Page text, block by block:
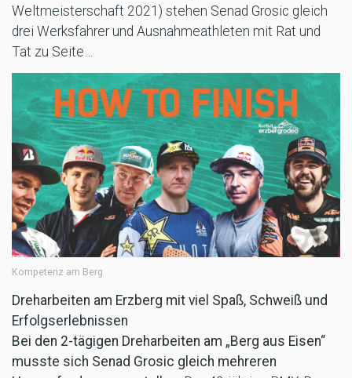
Weltmeisterschaft 2021) stehen Senad Grosic gleich
drei Werksfahrer und Ausnahmeathleten mit Rat und
Tat zu Seite…
Kompetenz am Berg
Dreharbeiten am Erzberg mit viel Spaß, Schweiß und
Erfolgserlebnissen
Bei den 2-tägigen Dreharbeiten am „Berg aus Eisen“
musste sich Senad Grosic gleich mehreren